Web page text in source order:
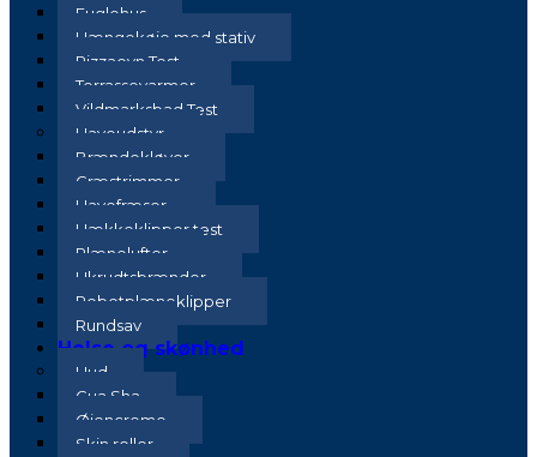
Fuglehus
Hængekøje med stativ
Pizzaovn Test
Terrassevarmer
Vildmarksbad Test
Haveudstyr
Brændekløver
Græstrimmer
Havefræser
Hækkeklipper test
Plænelufter
Ukrudtsbrænder
Robotplæneklipper
Rundsav
Helse og skønhed
Hud
Gua Sha
Øjencreme
Skin roller